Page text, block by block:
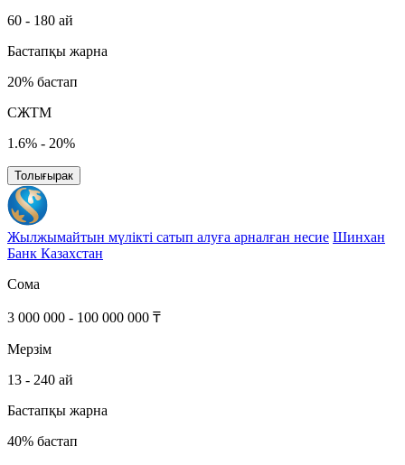
60 - 180 ай
Бастапқы жарна
20% бастап
СЖТМ
1.6% - 20%
Толығырак
Жылжымайтын мүлікті сатып алуға арналған несие Шинхан
Банк Казахстан
Сома
3 000 000 - 100 000 000 ₸
Мерзім
13 - 240 ай
Бастапқы жарна
40% бастап